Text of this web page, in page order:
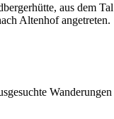
aus dem
Altenhof angetreten.